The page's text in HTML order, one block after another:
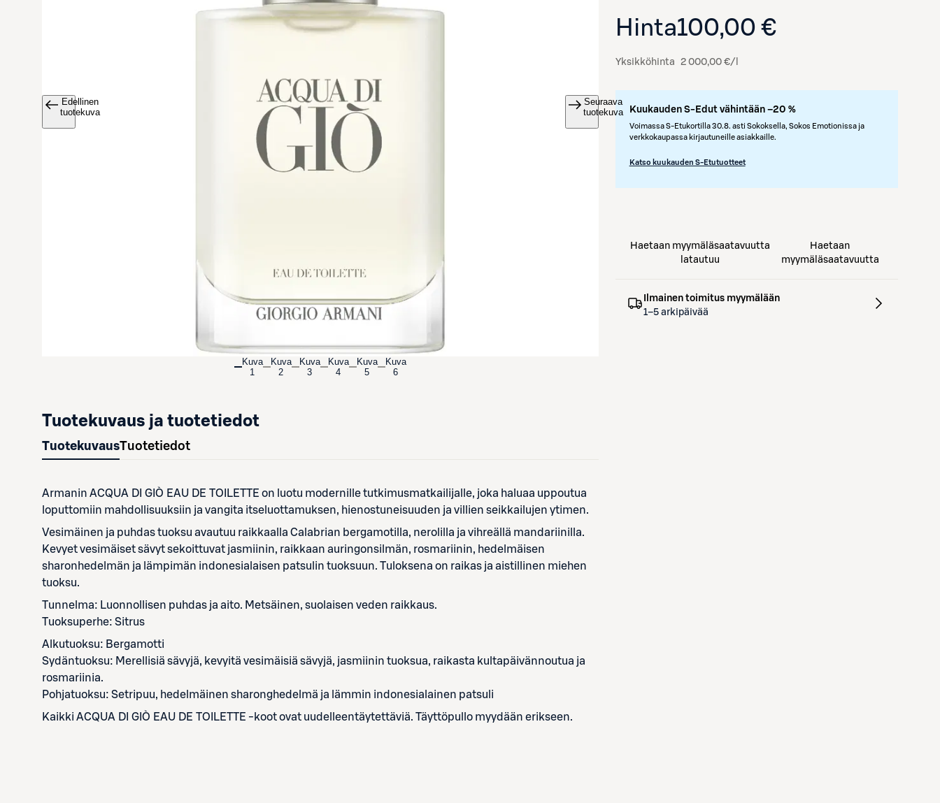
Avaa tuotekuva suurennettuna
Edellinen
tuotekuva
Seuraava
tuotekuva
Kuva
1
Kuva
2
Kuva
3
Kuva
4
Kuva
5
Kuva
6
Hinta100,00 €
Yksikköhinta 2 000,00 €/l
Kuukauden S-Edut vähintään –20 %
Voimassa S-Etukortilla 30.8. asti Sokoksella, Sokos Emotionissa ja
verkkokaupassa kirjautuneille asiakkaille.
Katso kuukauden S-Etutuotteet
Haetaan myymäläsaatavuutta
latautuu
Haetaan
myymäläsaatavuutta
Ilmainen toimitus myymälään
1–5 arkipäivää
Tuotekuvaus ja tuotetiedot
TuotekuvausTuotetiedot
Armanin ACQUA DI GIÒ EAU DE TOILETTE on luotu modernille tutkimusmatkailijalle, joka haluaa uppoutua
loputtomiin mahdollisuuksiin ja vangita itseluottamuksen, hienostuneisuuden ja villien seikkailujen ytimen.
Vesimäinen ja puhdas tuoksu avautuu raikkaalla Calabrian bergamotilla, nerolilla ja vihreällä mandariinilla.
Kevyet vesimäiset sävyt sekoittuvat jasmiinin, raikkaan auringonsilmän, rosmariinin, hedelmäisen
sharonhedelmän ja lämpimän indonesialaisen patsulin tuoksuun. Tuloksena on raikas ja aistillinen miehen
tuoksu.
Tunnelma: Luonnollisen puhdas ja aito. Metsäinen, suolaisen veden raikkaus.
Tuoksuperhe: Sitrus
Alkutuoksu: Bergamotti
Sydäntuoksu: Merellisiä sävyjä, kevyitä vesimäisiä sävyjä, jasmiinin tuoksua, raikasta kultapäivännoutua ja
rosmariinia.
Pohjatuoksu: Setripuu, hedelmäinen sharonghedelmä ja lämmin indonesialainen patsuli
Kaikki ACQUA DI GIÒ EAU DE TOILETTE -koot ovat uudelleentäytettäviä. Täyttöpullo myydään erikseen.